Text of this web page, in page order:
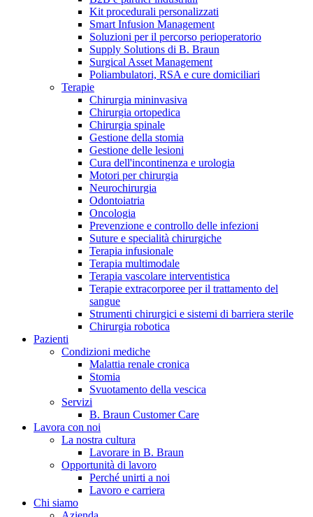
Catalogo prodotti
Trova il prodotto che stai cercando. Visita il catalogo B.
Braun con il nostro portfolio completo.
Hai domande o richieste? Scrivici per entrare subito in
contatto con un nostro referente.
B. Braun in Italia
Scopri chi siamo ed entra nel mondo di B. Braun in Italia: 4
sedi, 4 aziende, più di 700 dipendenti e un Centro di
Eccellenza a livello globale.
Kit procedurali personalizzati
Smart Infusion Management
Soluzioni per il percorso perioperatorio
Supply Solutions di B. Braun
Surgical Asset Management
Poliambulatori, RSA e cure domiciliari
Terapie
Chirurgia mininvasiva
Chirurgia ortopedica
Chirurgia spinale
Gestione della stomia
Gestione delle lesioni
Cura dell'incontinenza e urologia
Motori per chirurgia
Neurochirurgia
Odontoiatria
Oncologia
Prevenzione e controllo delle infezioni
Suture e specialità chirurgiche
Terapia infusionale
Terapia multimodale
Terapia vascolare interventistica
Terapie extracorporee per il trattamento del
sangue
Strumenti chirurgici e sistemi di barriera sterile
Chirurgia robotica
Pazienti
Condizioni mediche
Malattia renale cronica
Stomia
Svuotamento della vescica
Servizi
B. Braun Customer Care
Lavora con noi
La nostra cultura
Lavorare in B. Braun
Opportunità di lavoro
Perché unirti a noi
Lavoro e carriera
Chi siamo